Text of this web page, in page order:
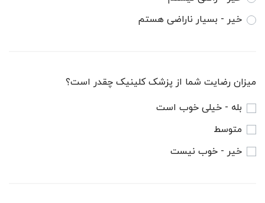
خیر - بسیار ناراضی هستم
میزان رضایت شما از پزشک کلینیک چقدر است؟
بله - خیلی خوب است
متوسط
خیر - خوب نیست